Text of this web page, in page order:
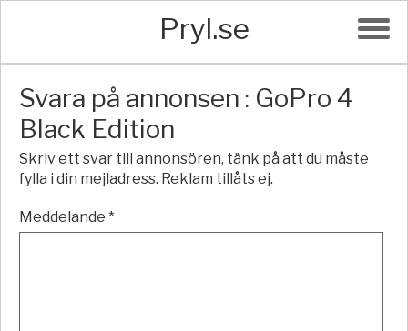
Pryl.se
Svara på annonsen : GoPro 4
Black Edition
Skriv ett svar till annonsören, tänk på att du måste
fylla i din mejladress. Reklam tillåts ej.
Meddelande *